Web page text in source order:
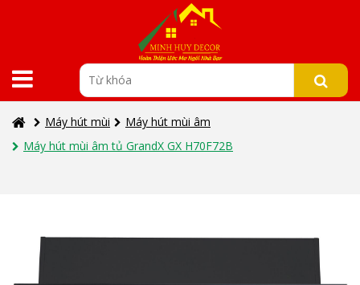
Máy hút mùi
Máy hút mùi âm
Máy hút mùi âm tủ GrandX GX H70F72B